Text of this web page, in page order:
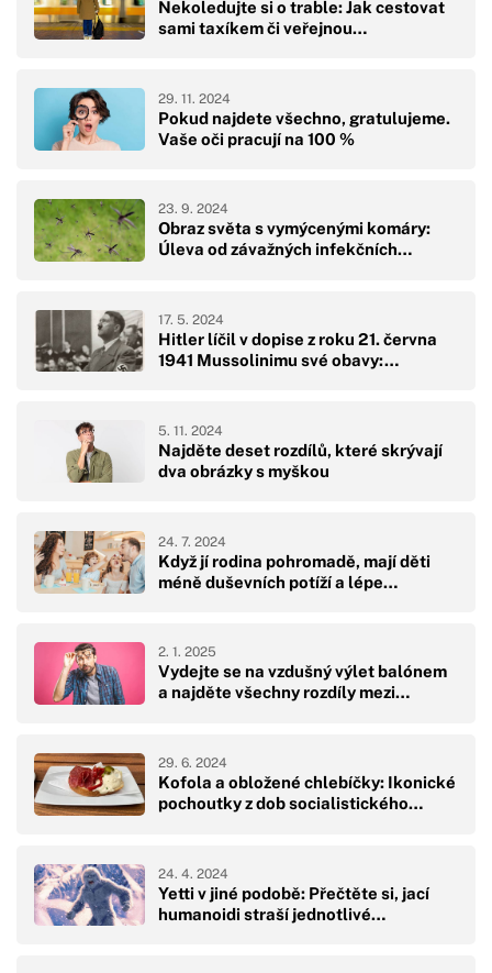
Nekoledujte si o trable: Jak cestovat
sami taxíkem či veřejnou…
Pokud najdete všechno, gratulujeme.
Vaše oči pracují na 100 %
29. 11. 2024
Obraz světa s vymýcenými komáry:
Úleva od závažných infekčních…
23. 9. 2024
Hitler líčil v dopise z roku 21. června
1941 Mussolinimu své obavy:…
17. 5. 2024
Najděte deset rozdílů, které skrývají
dva obrázky s myškou
5. 11. 2024
Když jí rodina pohromadě, mají děti
méně duševních potíží a lépe…
24. 7. 2024
Vydejte se na vzdušný výlet balónem
a najděte všechny rozdíly mezi…
2. 1. 2025
Kofola a obložené chlebíčky: Ikonické
pochoutky z dob socialistického…
29. 6. 2024
Yetti v jiné podobě: Přečtěte si, jací
humanoidi straší jednotlivé…
24. 4. 2024